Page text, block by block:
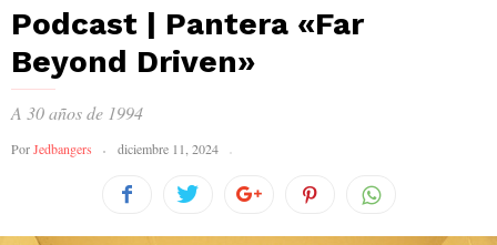
Podcast | Pantera «Far
Beyond Driven»
A 30 años de 1994
PorJedbangers diciembre 11, 2024